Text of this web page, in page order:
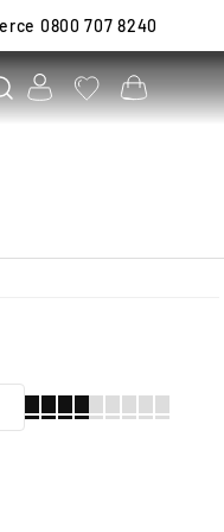
0800 707 8240